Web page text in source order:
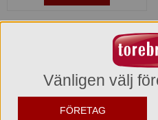
Vänligen välj
FÖRETAG